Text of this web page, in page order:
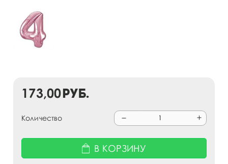
173,00руб.
Количество
В КОРЗИНУ